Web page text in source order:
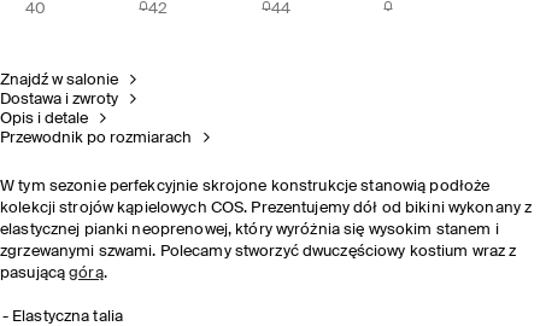
40 42 44
Znajdź w salonie
Dostawa i zwroty
Opis i detale
Przewodnik po rozmiarach
W tym sezonie perfekcyjnie skrojone konstrukcje stanowią podłoże
kolekcji strojów kąpielowych COS. Prezentujemy dół od bikini wykonany z
elastycznej pianki neoprenowej, który wyróżnia się wysokim stanem i
zgrzewanymi szwami. Polecamy stworzyć dwuczęściowy kostium wraz z
pasującągórą.
Elastyczna talia